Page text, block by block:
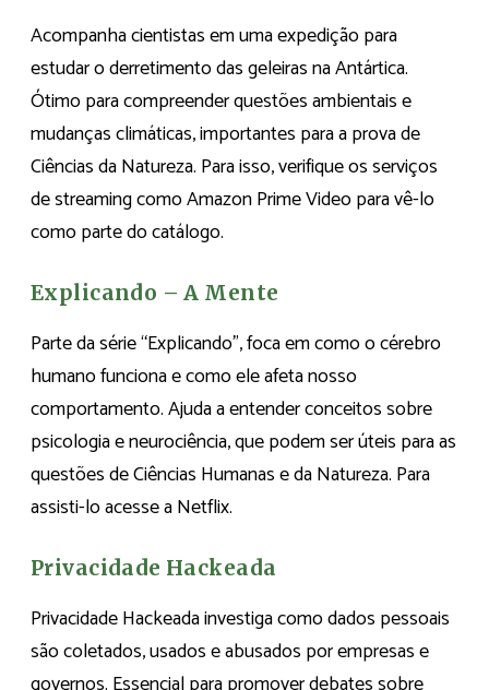
Acompanha cientistas em uma expedição para
estudar o derretimento das geleiras na Antártica.
Ótimo para compreender questões ambientais e
mudanças climáticas, importantes para a prova de
Ciências da Natureza. Para isso, verifique os serviços
de streaming como Amazon Prime Video para vê-lo
como parte do catálogo.
Explicando – A Mente
Parte da série “Explicando”, foca em como o cérebro
humano funciona e como ele afeta nosso
comportamento. Ajuda a entender conceitos sobre
psicologia e neurociência, que podem ser úteis para as
questões de Ciências Humanas e da Natureza. Para
assisti-lo acesse a Netflix.
Privacidade Hackeada
Privacidade Hackeadainvestiga como dados pessoais
são coletados, usados e abusados por empresas e